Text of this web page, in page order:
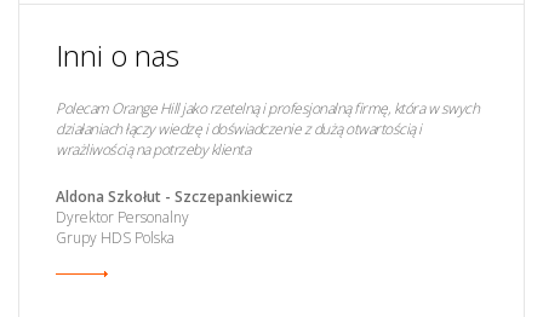
Inni o nas
Polecam Orange Hill jako rzetelną i profesjonalną firmę, która w swych
działaniach łączy wiedzę i doświadczenie z dużą otwartością i
wrażliwością na potrzeby klienta
Aldona Szkołut - Szczepankiewicz
Dyrektor Personalny
Grupy HDS Polska